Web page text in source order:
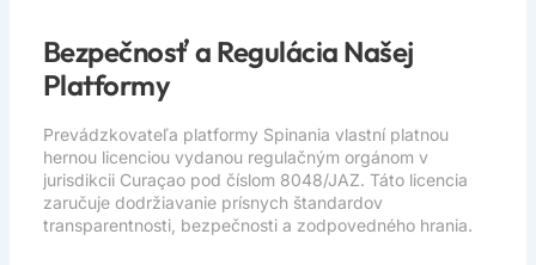
Bezpečnosť a Regulácia Našej
Platformy
Prevádzkovateľa platformy Spinania vlastní platnou
hernou licenciou vydanou regulačným orgánom v
jurisdikcii Curaçao pod číslom 8048/JAZ. Táto licencia
zaručuje dodržiavanie prísnych štandardov
transparentnosti, bezpečnosti a zodpovedného hrania.